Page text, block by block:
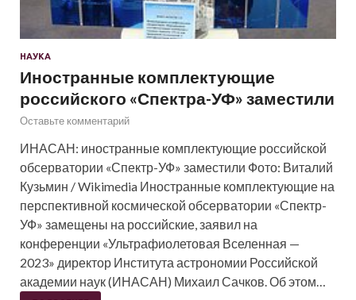
НАУКА
Иностранные комплектующие
российского «Спектра-УФ» заместили
Оставьте комментарий
ИНАСАН: иностранные комплектующие российской
обсерватории «Спектр-УФ» заместили Фото: Виталий
Кузьмин / Wikimedia Иностранные комплектующие на
перспективной космической обсерватории «Спектр-
УФ» замещены на российские, заявил на
конференции «Ультрафиолетовая Вселенная —
2023» директор Института астрономии Российской
академии наук (ИНАСАН) Михаил Сачков. Об этом…